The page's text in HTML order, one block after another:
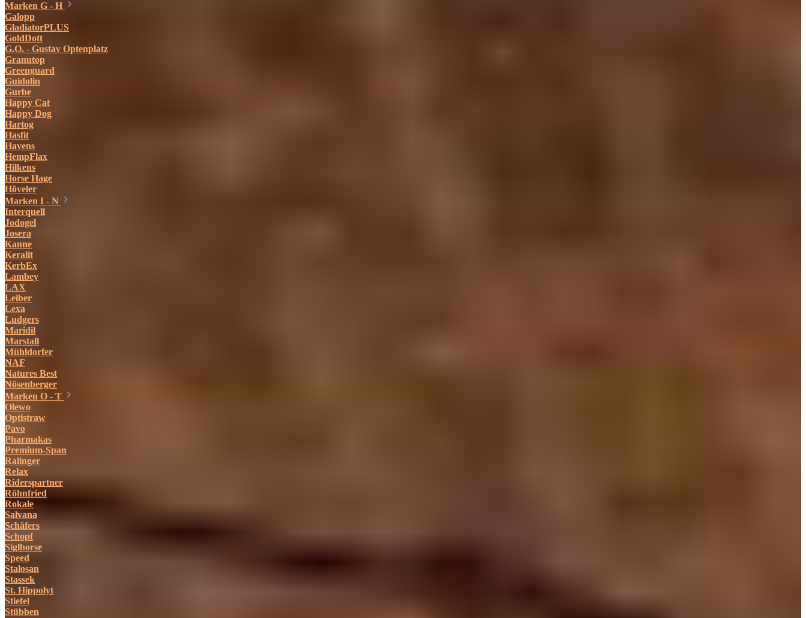
Marken G - H
Galopp
GladiatorPLUS
GoldDott
G.O. - Gustav Optenplatz
Granutop
Greenguard
Guidolin
Gurbe
Happy Cat
Happy Dog
Hartog
Hasfit
Havens
HempFlax
Hilkens
Horse Hage
Höveler
Marken I - N
Interquell
Jodogel
Josera
Kanne
Keralit
KerbEx
Lambey
LAX
Leiber
Lexa
Ludgers
Maridil
Marstall
Mühldorfer
NAF
Natures Best
Nösenberger
Marken O - T
Olewo
Optistraw
Pavo
Pharmakas
Premium-Span
Ralinger
Relax
Riderspartner
Röhnfried
Rokale
Salvana
Schäfers
Schopf
Siglhorse
Speed
Stalosan
Stassek
St. Hippolyt
Stiefel
Stübben